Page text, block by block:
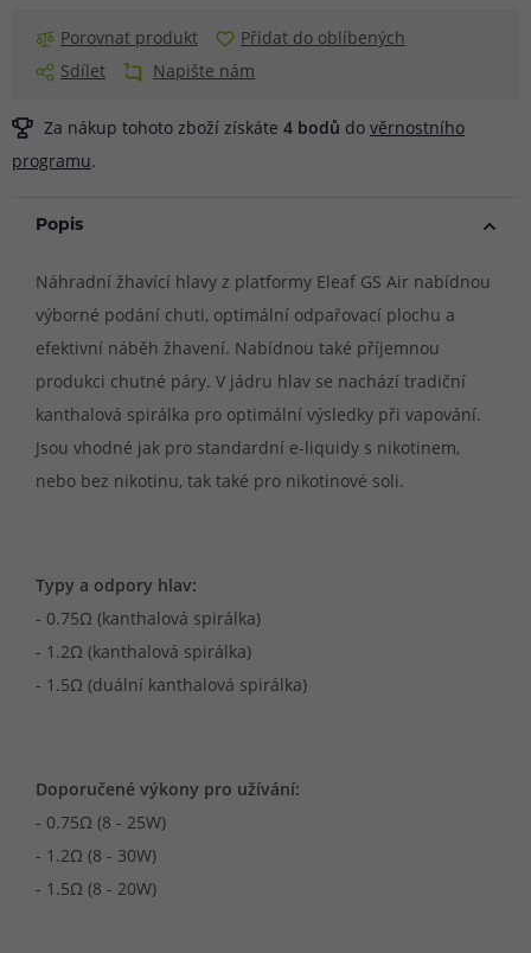
Porovnat produkt
Přidat do oblíbených
Sdílet
Napište nám
Za nákup tohoto zboží získáte 4 bodů do věrnostního
programu.
Popis
Náhradní žhavící hlavy z platformy Eleaf GS Air nabídnou
výborné podání chuti, optimální odpařovací plochu a
efektivní náběh žhavení. Nabídnou také příjemnou
produkci chutné páry. V jádru hlav se nachází tradiční
kanthalová spirálka pro optimální výsledky při vapování.
Jsou vhodné jak pro standardní e-liquidy s nikotinem,
nebo bez nikotinu, tak také pro nikotinové soli.
Typy a odpory hlav:
- 0.75Ω (kanthalová spirálka)
- 1.2Ω (kanthalová spirálka)
- 1.5Ω (duální kanthalová spirálka)
Doporučené výkony pro užívání:
- 0.75Ω (8 - 25W)
- 1.2Ω (8 - 30W)
- 1.5Ω (8 - 20W)